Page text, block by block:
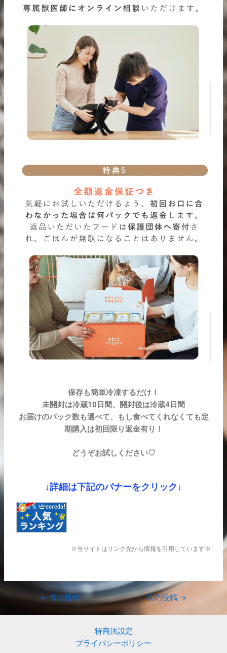
保存も簡単冷凍するだけ！
未開封は冷蔵10日間、開封後は冷蔵4日間
お届けのパック数も選べて、もし食べてくれなくても定
期購入は初回限り返金有り！
どうぞお試しください♡
↓詳細は下記のバナーをクリック↓
※当サイトはリンク先から情報を引用しています※
← 前の投稿 次の投稿 →
特商法設定
プライバシーポリシー